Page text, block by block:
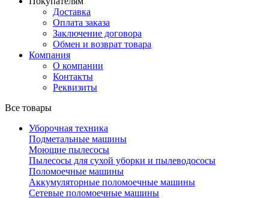
Доставка
Оплата заказа
Заключение договора
Обмен и возврат товара
Компания
О компании
Контакты
Реквизиты
Все товары
Уборочная техника
Подметальные машины
Моющие пылесосы
Пылесосы для сухой уборки и пылеводососы
Поломоечные машины
Аккумуляторные поломоечные машины
Сетевые поломоечные машины